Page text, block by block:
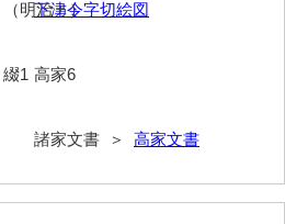
口市吉敷）
井市金屋）
柳井市和田）
下津令字切絵図
高家6
諸家文書 ＞ 高家文書
（明治ヵ）
綴1